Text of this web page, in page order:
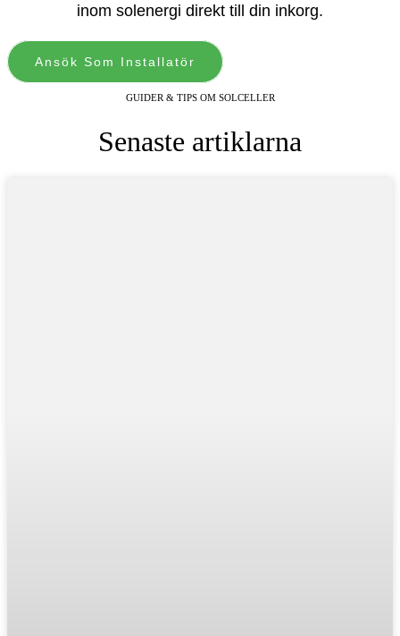
inom solenergi direkt till din inkorg.
Ansök Som Installatör
GUIDER & TIPS OM SOLCELLER
Senaste artiklarna